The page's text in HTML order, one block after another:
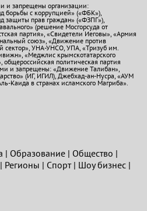
и запрещены организации:
борьбы с коррупцией» («ФБК»),
защиты прав граждан» («ФЗПГ»),
(решение Мосгорсуда от
партия», «Свидетели Иеговы», «Армия
союз», «Движение против
сектор», УНА-УНСО, УПА, «Тризуб им.
«Меджлис крымскотатарского
общероссийская политическая партия
и запрещены: «Движение Талибан»,
(ИГ, ИГИЛ), Джебхад-ан-Нусра, «АУМ
Каида в странах исламского Магриба».
| Образование| Общество |
| Регионы | Спорт| Шоу бизнес|